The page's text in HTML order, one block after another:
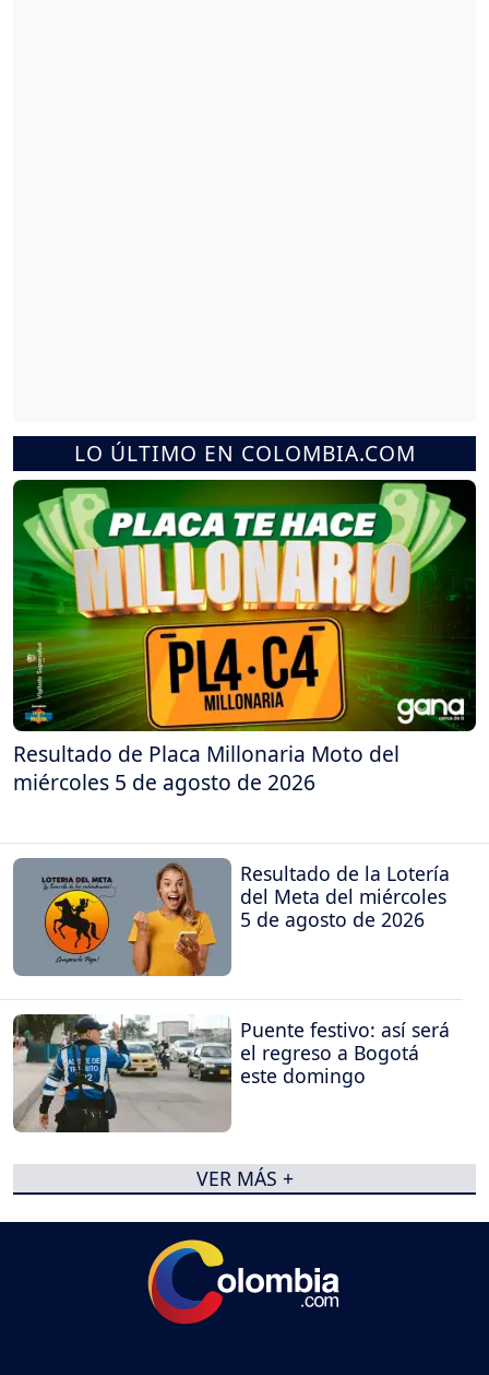
LO ÚLTIMO EN COLOMBIA.COM
Resultado de Placa Millonaria Moto del
miércoles 5 de agosto de 2026
Resultado de la Lotería
del Meta del miércoles
5 de agosto de 2026
Puente festivo: así será
el regreso a Bogotá
este domingo
VER MÁS +